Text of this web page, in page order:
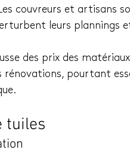
couvreurs et artisans
leurs plannings
des prix des
rénovations, pourtant
tuiles